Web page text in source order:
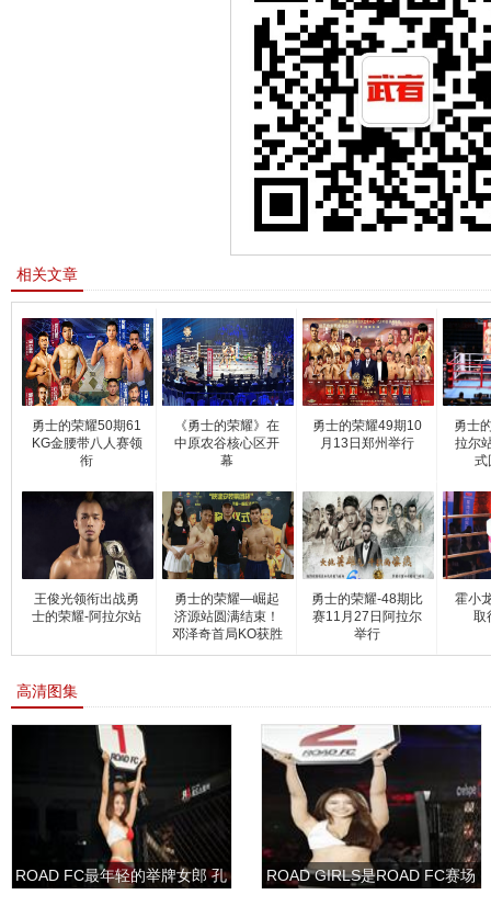
相关文章
勇士的荣耀50期61
KG金腰带八人赛领
衔
《勇士的荣耀》在
中原农谷核心区开
幕
勇士的荣耀49期10
月13日郑州举行
勇士
拉尔
式
王俊光领衔出战勇
士的荣耀-阿拉尔站
勇士的荣耀—崛起
济源站圆满结束！
邓泽奇首局KO获胜
勇士的荣耀-48期比
赛11月27日阿拉尔
举行
霍小
取
高清图集
ROAD FC最年轻的举牌女郎 孔
ROAD GIRLS是ROAD FC赛场